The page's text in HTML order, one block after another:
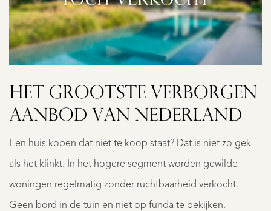
HET GROOTSTE VERBORGEN
AANBOD VAN NEDERLAND
Een huis kopen dat niet te koop staat? Dat is niet zo gek
als het klinkt. In het hogere segment worden gewilde
woningen regelmatig zonder ruchtbaarheid verkocht.
Geen bord in de tuin en niet op funda te bekijken.